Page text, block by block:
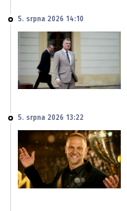
5. srpna 2026 14:10
5. srpna 2026 13:22